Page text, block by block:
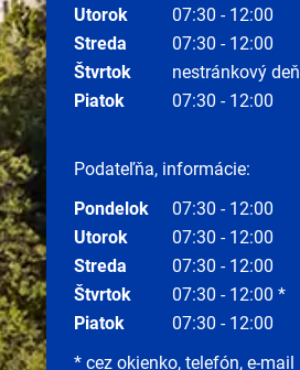
Utorok
07:30 - 12:00
Streda
07:30 - 12:00
Štvrtok
nestránkový deň
Piatok
07:30 - 12:00
Podateľňa, informácie:
Pondelok
07:30 - 12:00
Utorok
07:30 - 12:00
Streda
07:30 - 12:00
Štvrtok
07:30 - 12:00 *
Piatok
07:30 - 12:00
* cez okienko, telefón, e-mail